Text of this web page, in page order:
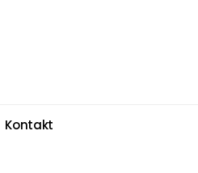
Kontakt